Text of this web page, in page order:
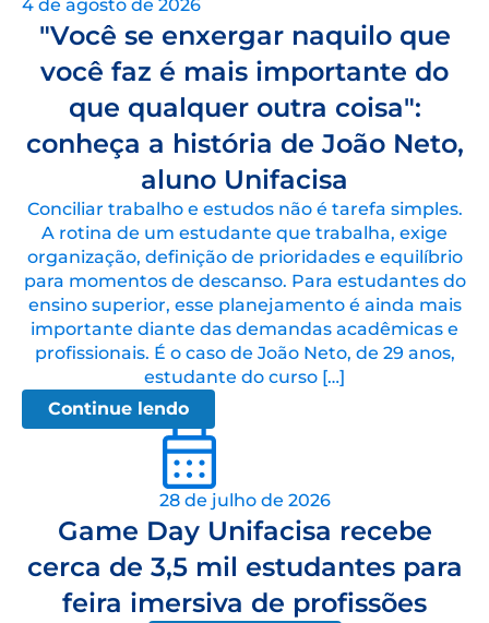
4 de agosto de 2026
"Você se enxergar naquilo que
você faz é mais importante do
que qualquer outra coisa":
conheça a história de João Neto,
aluno Unifacisa
Conciliar trabalho e estudos não é tarefa simples.
A rotina de um estudante que trabalha, exige
organização, definição de prioridades e equilíbrio
para momentos de descanso. Para estudantes do
ensino superior, esse planejamento é ainda mais
importante diante das demandas acadêmicas e
profissionais. É o caso de João Neto, de 29 anos,
estudante do curso […]
Continue lendo
28 de julho de 2026
Game Day Unifacisa recebe
cerca de 3,5 mil estudantes para
feira imersiva de profissões